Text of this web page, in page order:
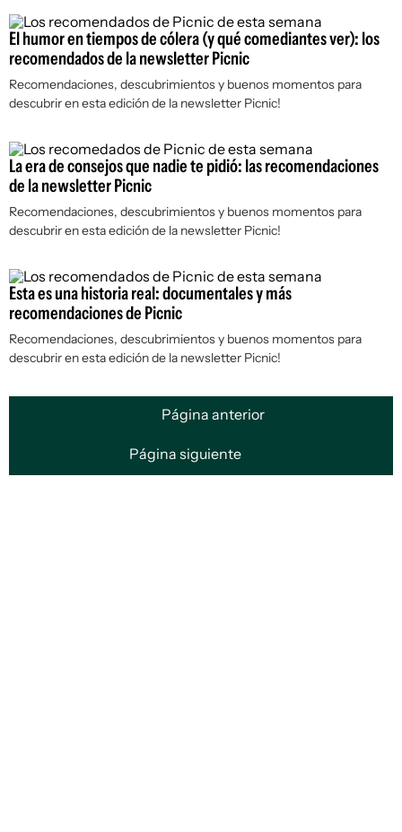
El humor en tiempos de cólera (y qué comediantes ver): los
recomendados de la newsletter Picnic
Recomendaciones, descubrimientos y buenos momentos para
descubrir en esta edición de la newsletter Picnic!
La era de consejos que nadie te pidió: las recomendaciones
de la newsletter Picnic
Recomendaciones, descubrimientos y buenos momentos para
descubrir en esta edición de la newsletter Picnic!
Esta es una historia real: documentales y más
recomendaciones de Picnic
Recomendaciones, descubrimientos y buenos momentos para
descubrir en esta edición de la newsletter Picnic!
Página anterior
Página siguiente